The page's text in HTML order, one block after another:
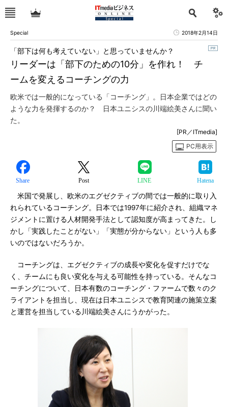
Special 2018年2月14日
リーダーは「部下のための10分」を作れ！ チ
ームを変えるコーチングの力
「部下は何も考えていない」と思っていませんか？
欧米では一般的になっている「コーチング」。日本企業ではどの
ような力を発揮するのか？ 日本ユニシスの川端絵美さんに聞い
た。
[PR／ITmedia]
PC用表示
Share Post LINE Hatena
米国で発展し、欧米のエグゼクティブの間では一般的に取り入
れられているコーチング。日本では1997年に紹介され、組織マネ
ジメントに置ける人材開発手法として認知度が高まってきた。し
かし「実践したことがない」「実態が分からない」という人も多
いのではないだろうか。
コーチングは、エグゼクティブの成長や変化を促すだけでな
く、チームにも良い変化を与える可能性を持っている。そんなコ
ーチングについて、日本有数のコーチング・ファームで数々のク
ライアントを担当し、現在は日本ユニシスで教育関連の施策立案
と運営を担当している川端絵美さんにうかがった。